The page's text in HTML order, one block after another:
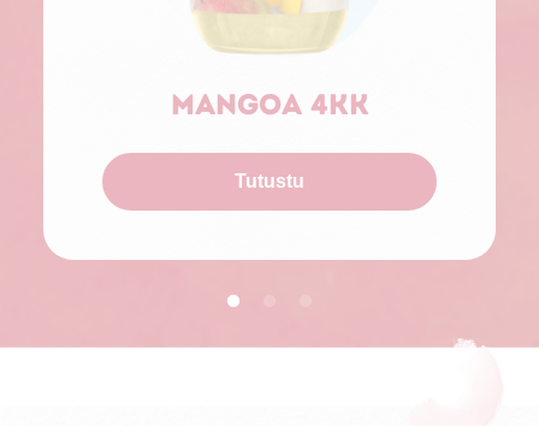
Mangoa 4kk
Tutustu